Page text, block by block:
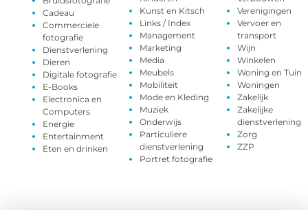
Cadeau
Commerciele
fotografie
Dienstverlening
Dieren
Digitale fotografie
E-Books
Electronica en
Computers
Energie
Entertainment
Eten en drinken
Kunst en Kitsch
Links / Index
Management
Marketing
Media
Meubels
Mobiliteit
Mode en Kleding
Muziek
Onderwijs
Particuliere
dienstverlening
Portret fotografie
Verenigingen
Vervoer en
transport
Wijn
Winkelen
Woning en Tuin
Woningen
Zakelijk
Zakelijke
dienstverlening
Zorg
ZZP